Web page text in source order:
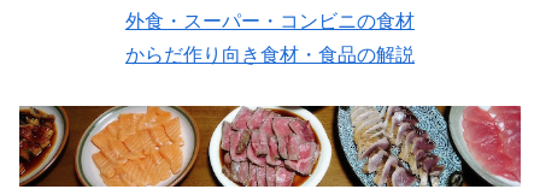
外食・スーパー・コンビニの食材
からだ作り向き食材・食品の解説